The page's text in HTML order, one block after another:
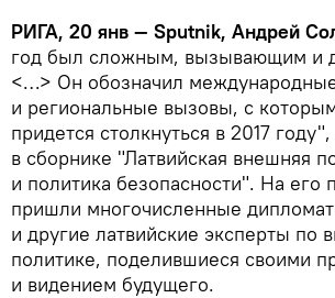
РИГА, 20 янв — Sputnik, Андрей
год был сложным, вызывающим и
<…> Он обозначил
и региональные вызовы, с
придется столкнуться в 2017
в сборнике "Латвийская внешняя
и политика безопасности". На его
пришли многочисленные
и другие латвийские эксперты по
политике, поделившиеся своими
и видением будущего.